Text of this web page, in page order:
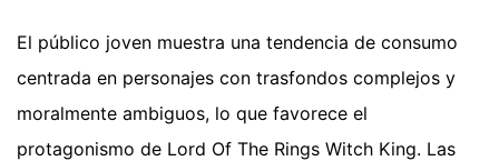
El público joven muestra una tendencia de consumo
centrada en personajes con trasfondos complejos y
moralmente ambiguos, lo que favorece el
protagonismo de Lord Of The Rings Witch King. Las